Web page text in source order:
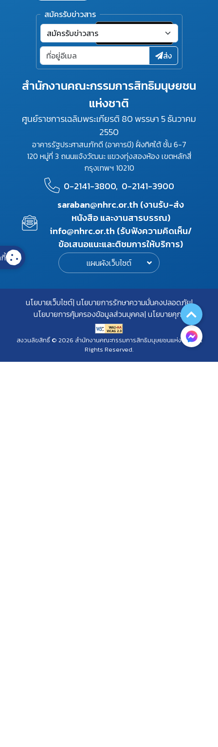
สำนักงานคณะกรรมการสิทธิมนุษยชน
แห่งชาติ
ศูนย์ราชการเฉลิมพระเกียรติ 80 พรรษา 5 ธันวาคม
2550
อาคารรัฐประศาสนภักดี (อาคารบี) ฝั่งทิศใต้ ชั้น 6-7
120 หมู่ที่ 3 ถนนแจ้งวัฒนะ แขวงทุ่งสองห้อง เขตหลักสี่
กรุงเทพฯ 10210
0-2141-3800, 0-2141-3900
saraban@nhrc.or.th (งานรับ-ส่ง
หนังสือ และงานสารบรรณ)
info@nhrc.or.th (รับฟังความคิดเห็น/
ข้อเสนอแนะและติชมการให้บริการ)
แผนผังเว็บไซต์
สมัครรับข่าวสาร
ส่ง
นโยบายเว็บไซต์ นโยบายการรักษาความมั่นคงปลอดภัย
นโยบายการคุ้มครองข้อมูลส่วนบุคคล นโยบายคุกกี้
สงวนลิขสิทธิ์ © 2026 สำนักงานคณะกรรมการสิทธิมนุษยชนแห่งชาติ. All
Rights Reserved.